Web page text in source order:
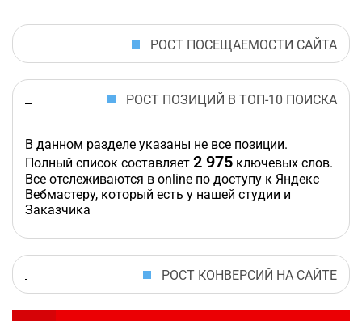
РОСТ ПОСЕЩАЕМОСТИ САЙТА
РОСТ ПОЗИЦИЙ В ТОП-10 ПОИСКА
В данном разделе указаны не все позиции.
Полный список составляет 2 975 ключевых слов.
Все отслеживаются в online по доступу к Яндекс
Вебмастеру, который есть у нашей студии и
Заказчика
РОСТ КОНВЕРСИЙ НА САЙТЕ